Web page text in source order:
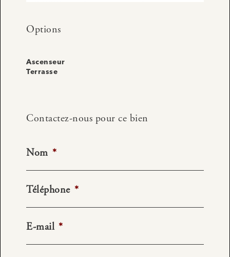
Options
Ascenseur
Terrasse
Contactez-nous pour ce bien
Nom *
Téléphone *
E-mail *